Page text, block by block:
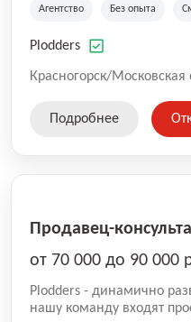
на рынке аутсорсинга, а
оказываемых услуг.
Агентство Без опыта
Plodders
Красногорск/Московская
Подробнее
Продавец-
от 70 000 до 90 000
Plodders - динамично
нашу команду входят